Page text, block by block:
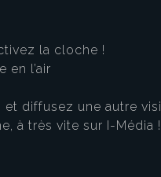
la cloche !
en l’air
diffusez une autre
à très vite sur I-Média !